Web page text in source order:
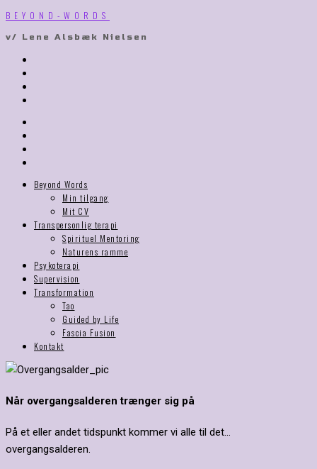
BEYOND-WORDS
v/ Lene Alsbæk Nielsen
Beyond Words
Min tilgang
Mit CV
Transpersonlig terapi​
Spirituel Mentoring
Naturens ramme
Psykoterapi
Supervision
Transformation
Tao
Guided by Life
Fascia Fusion
Kontakt
Når overgangsalderen trænger sig på
På et eller andet tidspunkt kommer vi alle til det…
overgangsalderen.